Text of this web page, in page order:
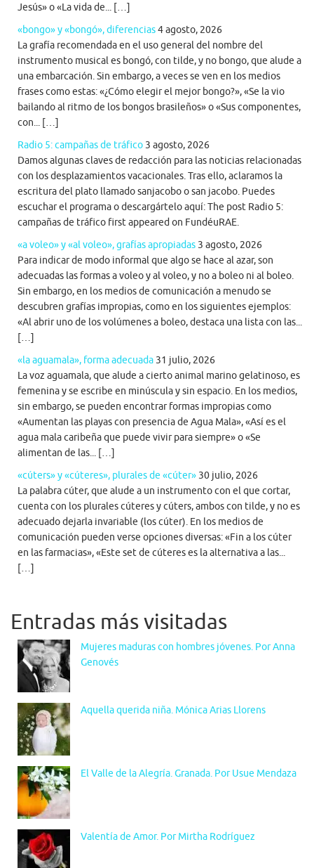
Jesús» o «La vida de... […]
«bongo» y «bongó», diferencias4 agosto, 2026
La grafía recomendada en el uso general del nombre del
instrumento musical es bongó, con tilde, y no bongo, que alude a
una embarcación. Sin embargo, a veces se ven en los medios
frases como estas: «¿Cómo elegir el mejor bongo?», «Se la vio
bailando al ritmo de los bongos brasileños» o «Sus componentes,
con... […]
Radio 5: campañas de tráfico 3 agosto, 2026
Damos algunas claves de redacción para las noticias relacionadas
con los desplazamientos vacacionales. Tras ello, aclaramos la
escritura del plato llamado sanjacobo o san jacobo. Puedes
escuchar el programa o descargártelo aquí: The post Radio 5:
campañas de tráfico first appeared on FundéuRAE.
«a voleo» y «al voleo», grafías apropiadas 3 agosto, 2026
Para indicar de modo informal que algo se hace al azar, son
adecuadas las formas a voleo y al voleo, y no a boleo ni al boleo.
Sin embargo, en los medios de comunicación a menudo se
descubren grafías impropias, como en los siguientes ejemplos:
«Al abrir uno de los volúmenes a boleo, destaca una lista con las...
[…]
«la aguamala», forma adecuada 31 julio, 2026
La voz aguamala, que alude a cierto animal marino gelatinoso, es
femenina y se escribe en minúscula y sin espacio. En los medios,
sin embargo, se pueden encontrar formas impropias como
«Aumentan las playas con presencia de Agua Mala», «Así es el
agua mala caribeña que puede vivir para siempre» o «Se
alimentan de las... […]
«cúters» y «cúteres», plurales de «cúter» 30 julio, 2026
La palabra cúter, que alude a un instrumento con el que cortar,
cuenta con los plurales cúteres y cúters, ambos con tilde, y no es
adecuado dejarla invariable (los cúter). En los medios de
comunicación pueden verse opciones diversas: «Fin a los cúter
en las farmacias», «Este set de cúteres es la alternativa a las...
[…]
Entradas más visitadas
Mujeres maduras con hombres jóvenes. Por Anna
Genovés
Aquella querida niña. Mónica Arias Llorens
El Valle de la Alegría. Granada. Por Usue Mendaza
Valentía de Amor. Por Mirtha Rodríguez